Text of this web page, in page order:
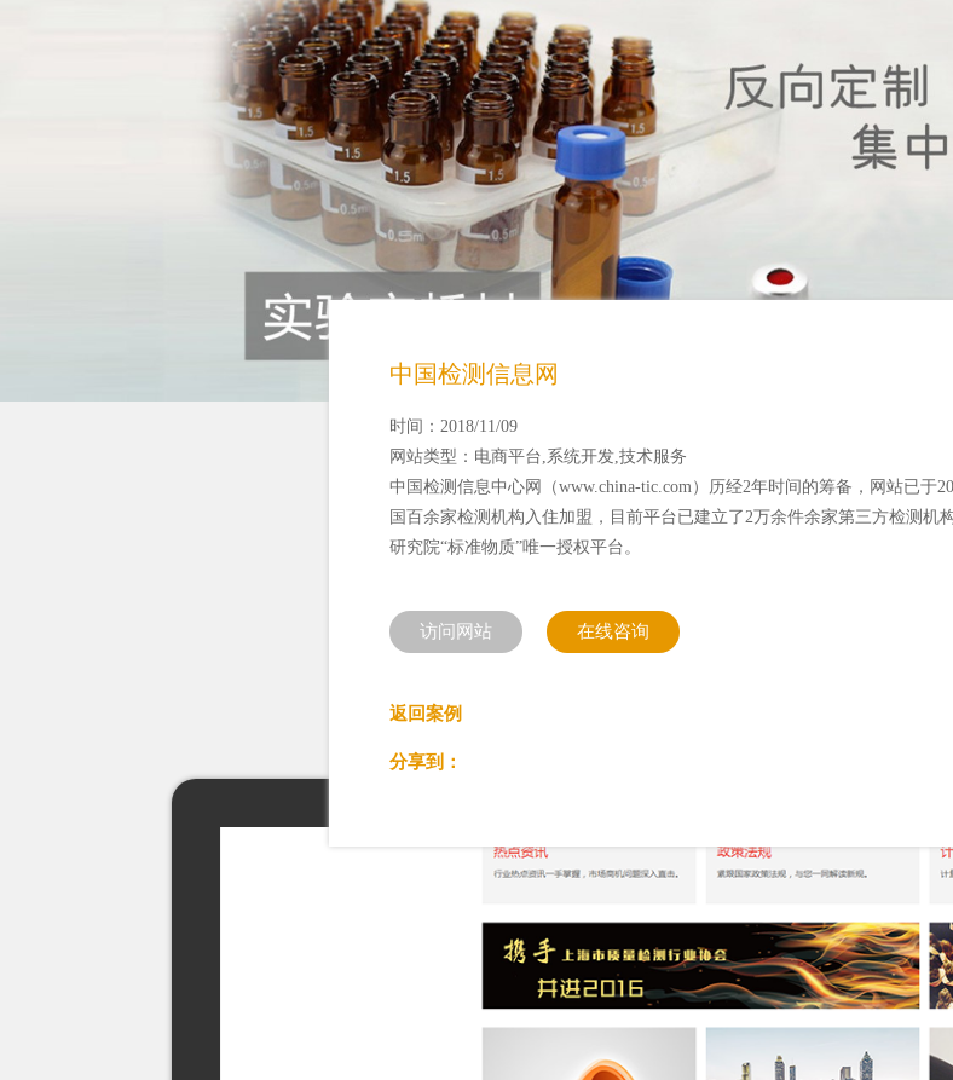
中国检测信息网
时间：2018/11/09
网站类型：电商平台,系统开发,技术服务
中国检测信息中心网（www.china-tic.com）历经2年时间的筹备，网站已于
国百余家检测机构入住加盟，目前平台已建立了2万余件余家第三方检测机
研究院“标准物质”唯一授权平台。
访问网站 在线咨询
返回案例
分享到：